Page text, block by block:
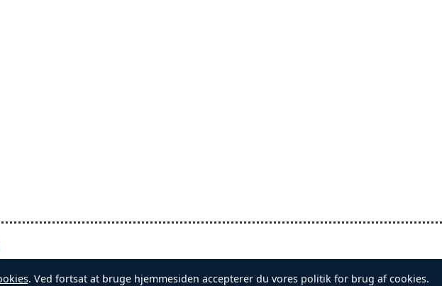
. Ved fortsat at bruge hjemmesiden accepterer du vores politik for brug af cookies.